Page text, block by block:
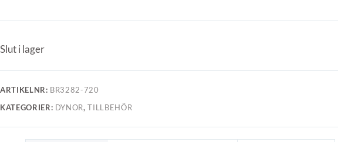
Slut i lager
ARTIKELNR: BR3282-720
KATEGORIER: DYNOR,TILLBEHÖR